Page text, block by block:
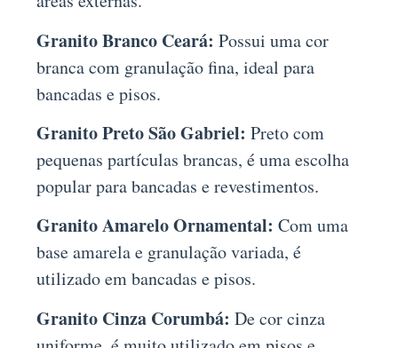
Granito Branco Ceará: Possui uma cor
branca com granulação fina, ideal para
bancadas e pisos.
Granito Preto São Gabriel: Preto com
pequenas partículas brancas, é uma escolha
popular para bancadas e revestimentos.
Granito Amarelo Ornamental: Com uma
base amarela e granulação variada, é
utilizado em bancadas e pisos.
Granito Cinza Corumbá: De cor cinza